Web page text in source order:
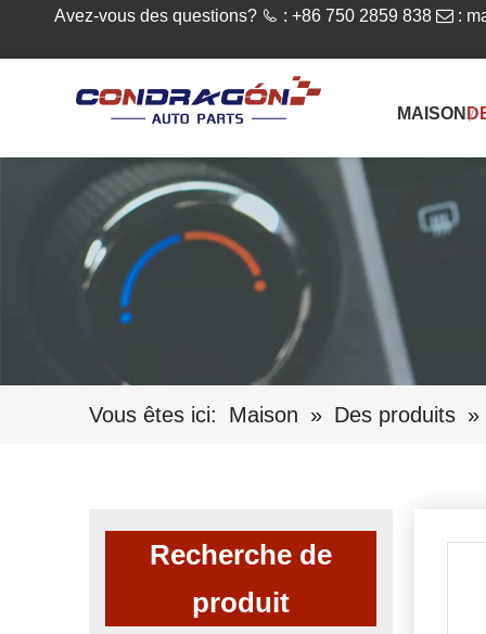
Avez-vous des questions?  : +86 750 2859 838  :
MAISON
Vous êtes ici: Maison » Des produits »
Recherche de
produit